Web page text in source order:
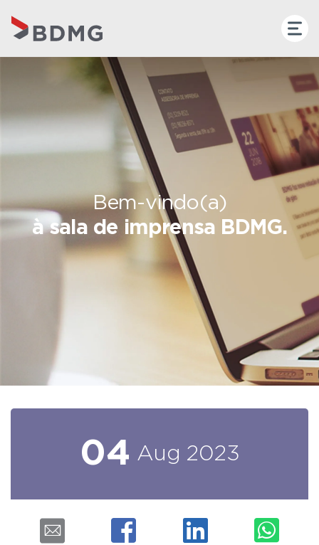
Bem-vindo(a)
à sala de imprensa BDMG.
04 Aug 2023